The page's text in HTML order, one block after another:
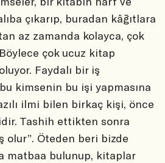
çıkarıp, buradan kâğıtlara
az zamanda kolayca, çok
çok ucuz kitap
Faydalı bir iş
kimsenin bu işi yapmasına
ilmi bilen birkaç kişi, önce
Tashih ettikten sonra
olur”. Öteden beri bizde
matbaa bulunup, kitaplar